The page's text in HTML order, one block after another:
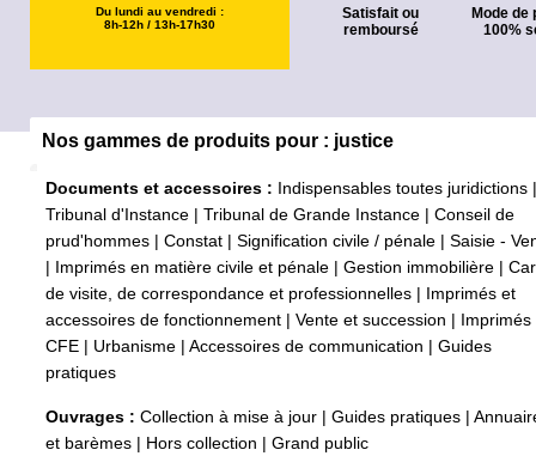
Du lundi au vendredi :
8h-12h / 13h-17h30
Satisfait ou
remboursé
Mode de
100%
Nos gammes de produits pour : justice
Documents et accessoires : Indispensables toutes juridictions
Tribunal d'Instance
Tribunal de Grande Instance
Conseil de
prud'hommes
Constat Signification civile / pénale
Saisie -
Imprimés en matière civile et pénale Gestion immobilière
de visite, de correspondance et professionnelles
Imprimés et
accessoires de fonctionnement
Vente et succession
Imprimés
CFE
Urbanisme Accessoires de communication
Guides
pratiques
Ouvrages : Collection à mise à jour Guides pratiques
et barèmes
Hors collection Grand public